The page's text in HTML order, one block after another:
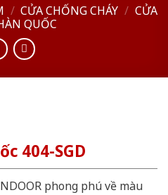
/ CỬA CHỐNG CHÁY / CỬA
QUỐC
404-SGD
phong phú về màu